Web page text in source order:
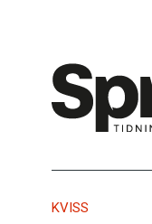
KVISS